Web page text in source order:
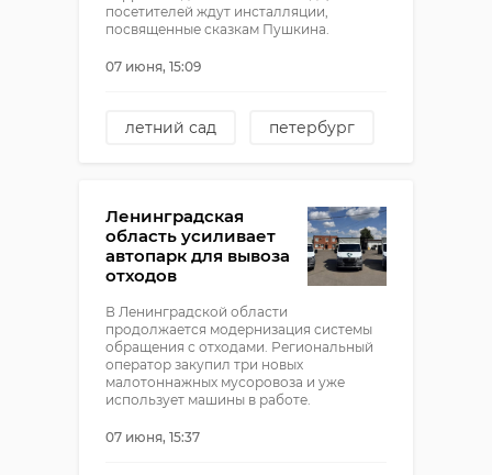
посетителей ждут инсталляции,
посвященные сказкам Пушкина.
07 июня, 15:09
летний сад
петербург
Ленинградская
область усиливает
автопарк для вывоза
отходов
В Ленинградской области
продолжается модернизация системы
обращения с отходами. Региональный
оператор закупил три новых
малотоннажных мусоровоза и уже
использует машины в работе.
07 июня, 15:37